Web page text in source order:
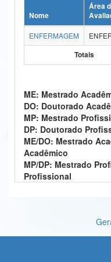
Ministério da Ciência, Tecnologia,
Ministério do Meio Ambiente
Controladoria-Geral da União
Ministério da Mulher, da Família e
Secretaria-Geral
Secretaria de Governo
Nome
Área
ENFERMAGEM
Totais
ME: Mestrado
DO: Doutorado
MP: Mestrado
DP: Doutorado
ME/DO: Mestrado
Acadêmico
MP/DP: Mestrado
Profissional